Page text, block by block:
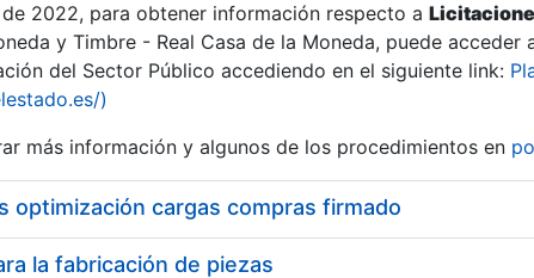
2022, para obtener información respecto a
y Timbre - Real Casa de la Moneda, puede
del Sector Público accediendo en el siguiente link:
)
más información y algunos de los procedimientos en
optimización cargas compras firmado
la fabricación de piezas